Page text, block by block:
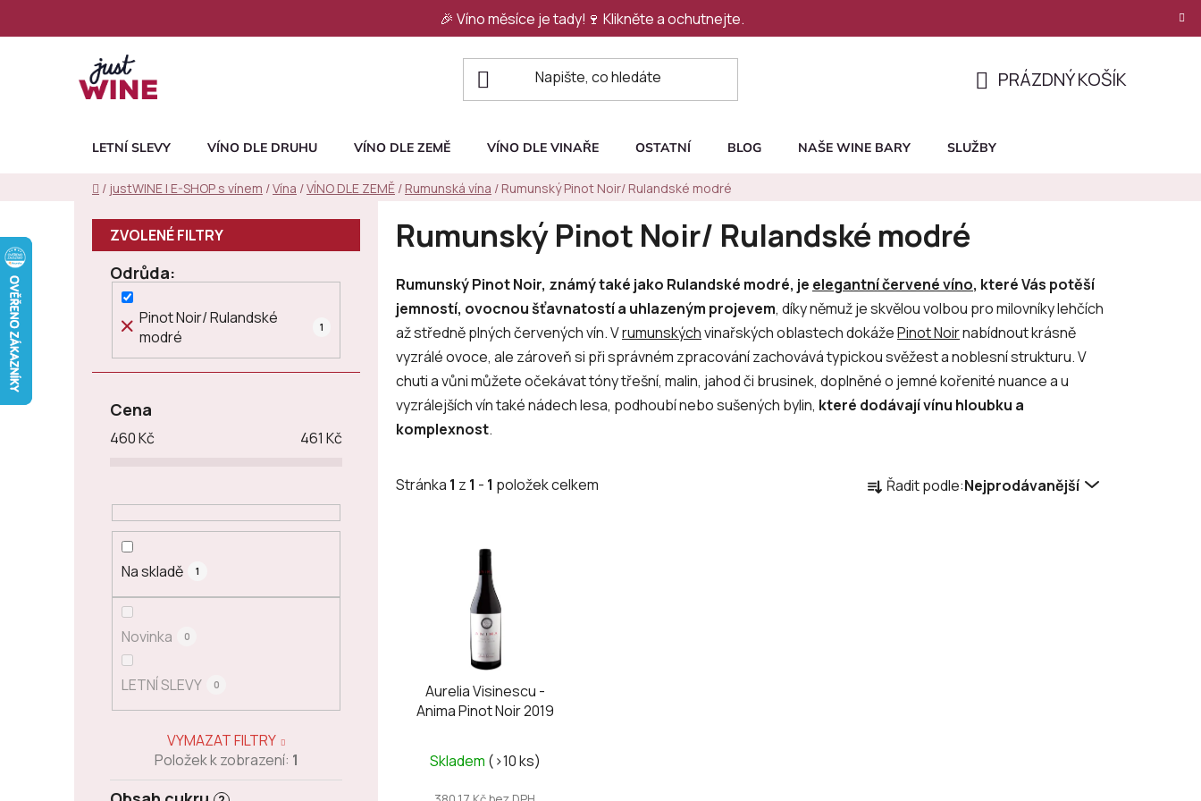
🎉 Víno měsíce je tady!🍷 Klikněte a ochutnejte.
KOŠÍK
PRÁZDNÝ KOŠÍK
LETNÍ SLEVY VÍNO DLE DRUHU VÍNO DLE ZEMĚ VÍNO DLE VINAŘE OSTATNÍ BLOG NAŠE WINE BARY SLUŽBY
Domů
/ justWINE | E-SHOP s vínem /Vína /VÍNO DLE ZEMĚ / Rumunská vína / Rumunský Pinot Noir/ Rulandské modré
Odrůda
Pinot Noir/ Rulandské
modré
1
Cena
460Kč 461 Kč
Na skladě 1
Novinka 0
LETNÍ SLEVY 0
VYMAZAT FILTRY
Položek k zobrazení: 1
Rumunský Pinot Noir/ Rulandské modré
Rumunský Pinot Noir, známý také jako Rulandské modré, je elegantní červené víno, které Vás potěší
jemností, ovocnou šťavnatostí a uhlazeným projevem, díky němuž je skvělou volbou pro milovníky lehčích
až středně plných červených vín. Vrumunskýchvinařských oblastech dokážePinot Noirnabídnout krásně
vyzrálé ovoce, ale zároveň si při správném zpracování zachovává typickou svěžest a noblesní strukturu. V
chuti a vůni můžete očekávat tóny třešní, malin, jahod či brusinek, doplněné o jemné kořenité nuance a u
vyzrálejších vín také nádech lesa, podhoubí nebo sušených bylin, které dodávají vínu hloubku a
komplexnost.
Stránka 1 z 1 - 1 položek celkem a Řadit podle:Nejprodávanější
Aurelia Visinescu -
Anima Pinot Noir 2019
Skladem (>10 ks)